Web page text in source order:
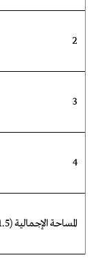
2
3
4
المساحة الإجمالية (121.5) كيلومتراً مربعاً